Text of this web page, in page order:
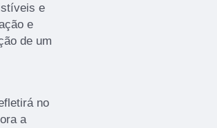
e
e
de um
no
a